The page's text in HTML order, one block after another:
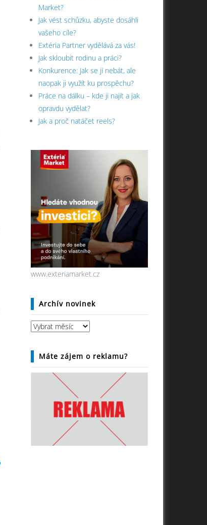
Market?
Jak vést schůzku, abyste dosáhli
vašeho cíle?
Extéria Partner vydělává za vás!
Jak skloubit rodinu a práci?
Konkurence: Jak se jí nebát, ale
naopak ji využít ku prospěchu?
Práce na dálku – kde ji najít a jak
opravdu vydělat?
Jak a proč natáčet reels?
www.exteriamarket.cz
Archív novinek
Archív
Máte zájem o reklamu?